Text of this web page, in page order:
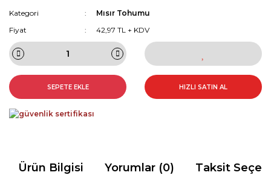
Kategori
Mısır Tohumu
Fiyat
42,97 TL + KDV
SEPETE EKLE HIZLI SATIN AL
Ürün Bilgisi Yorumlar (0) Taksit